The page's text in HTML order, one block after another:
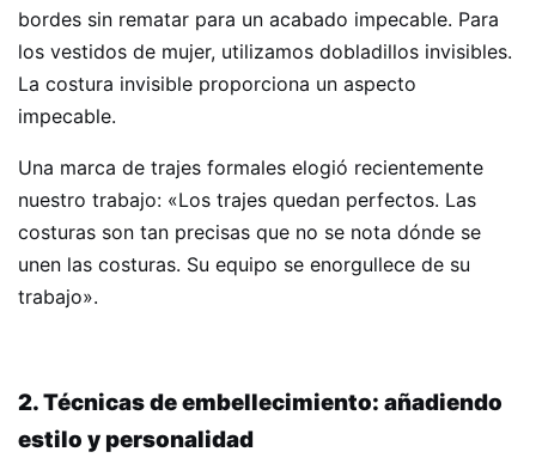
bordes sin rematar para un acabado impecable. Para
los vestidos de mujer, utilizamos dobladillos invisibles.
La costura invisible proporciona un aspecto
impecable.
Una marca de trajes formales elogió recientemente
nuestro trabajo: «Los trajes quedan perfectos. Las
costuras son tan precisas que no se nota dónde se
unen las costuras. Su equipo se enorgullece de su
trabajo».
2. Técnicas de embellecimiento: añadiendo
estilo y personalidad